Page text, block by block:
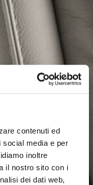
contenuti ed
social media e per
inoltre
il nostro sito con i
dei dati web,